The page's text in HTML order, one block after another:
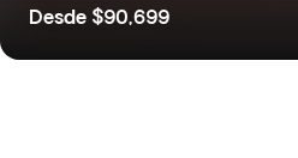
Desde $90,699